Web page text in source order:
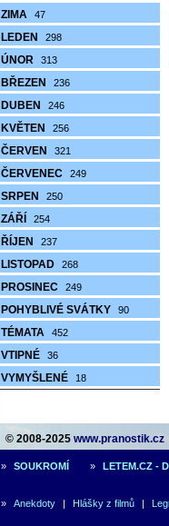
ZIMA 47
LEDEN 298
ÚNOR 313
BŘEZEN 236
DUBEN 246
KVĚTEN 256
ČERVEN 321
ČERVENEC 249
SRPEN 250
ZÁŘÍ 254
ŘÍJEN 237
LISTOPAD 268
PROSINEC 249
POHYBLIVÉ SVÁTKY 90
TÉMATA 452
VTIPNÉ 36
VYMYŠLENÉ 18
© 2008-2025 www.pranostik.cz
» SOUKROMÍ » LETEM.CZ -
» Anekdoty | Hlášky z filmů |